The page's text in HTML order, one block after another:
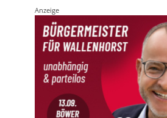
Anzeige